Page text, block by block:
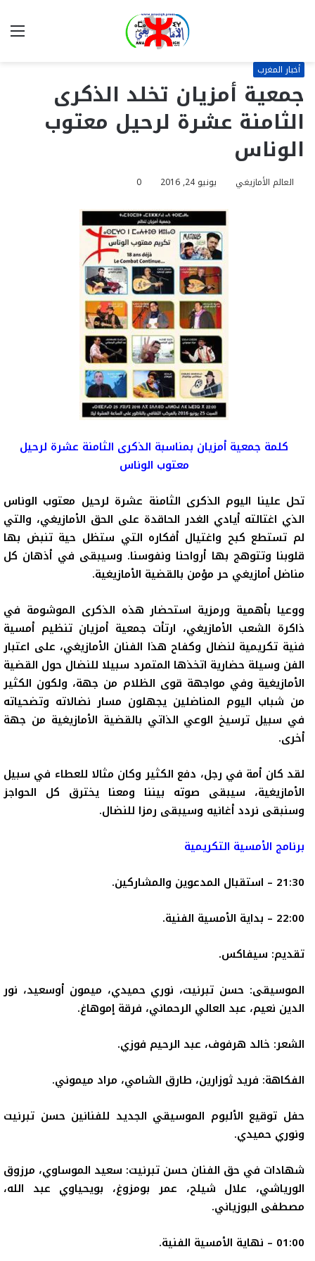
أخبار المغرب
جمعية أمزيان تخلد الذكرى
الثامنة عشرة لرحيل معتوب
الوناس
العالم الأمازيغي يونيو 24, 2016 0
كلمة جمعية أمزيان بمناسبة الذكرى الثامنة عشرة لرحيل
معتوب الوناس
تحل علينا اليوم الذكرى الثامنة عشرة لرحيل معتوب الوناس
الذي اغتالته أيادي الغدر الحاقدة على الحق الأمازيغي، والتي
لم تستطع كبح واغتيال أفكاره التي ستظل حية تنبض بها
قلوبنا وتتوهج بها أرواحنا ونفوسنا. وسيبقى في أذهان كل
مناضل أمازيغي حر مؤمن بالقضية الأمازيغية.
ووعيا بأهمية ورمزية استحضار هذه الذكرى الموشومة في
ذاكرة الشعب الأمازيغي، ارتأت جمعية أمزيان تنظيم أمسية
فنية تكريمية لنضال وكفاح هذا الفنان الأمازيغي، على اعتبار
الفن وسيلة حضارية اتخذها المتمرد سبيلا للنضال حول القضية
الأمازيغية وفي مواجهة قوى الظلام من جهة، ولكون الكثير
من شباب اليوم المناضلين يجهلون مسار نضالاته وتضحياته
في سبيل ترسيخ الوعي الذاتي بالقضية الأمازيغية من جهة
أخرى.
لقد كان أمة في رجل، دفع الكثير وكان مثالا للعطاء في سبيل
الأمازيغية، سيبقى صوته بيننا ومعنا يخترق كل الحواجز
وسنبقى نردد أغانيه وسيبقى رمزا للنضال.
برنامج الأمسية التكريمية
21:30 – استقبال المدعوين والمشاركين.
22:00 – بداية الأمسية الفنية.
تقديم: سيفاكس.
الموسيقى: حسن تبرنيت، نوري حميدي، ميمون أوسعيد، نور
الدين نعيم، عبد العالي الرحماني، فرقة إموهاغ.
الشعر: خالد هرفوف، عبد الرحيم فوزي.
الفكاهة: فريد ثوزارين، طارق الشامي، مراد ميموني.
حفل توقيع الألبوم الموسيقي الجديد للفنانين حسن تبرنيت
ونوري حميدي.
شهادات في حق الفنان حسن تبرنيت: سعيد الموساوي، مرزوق
الورياشي، علال شيلح، عمر بومزوغ، بويحياوي عبد الله،
مصطفى البوزياني.
01:00
– نهاية الأمسية الفنية.